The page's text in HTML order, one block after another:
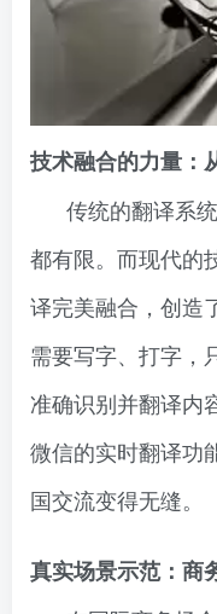
技术融合的力量：
传统的翻译系
都有限。而现代的
译完美融合，创造
需要写字、打字，
准确识别并翻译内
微信的实时翻译功
国交流变得无缝。
真实场景示范：商